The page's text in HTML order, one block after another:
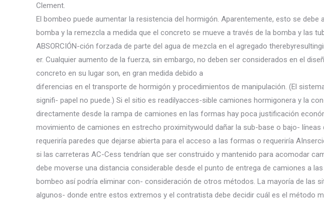
Clement.
El bombeo puede aumentar la resistencia del hormigón. Aparentemente, esto se debe
bomba y la remezcla a medida que el concreto se mueve a través de la bomba y las
ABSORCIÓN-ción forzada de parte del agua de mezcla en el agregado
er. Cualquier aumento de la fuerza, sin embargo, no deben ser considerados en el
concreto en su lugar son, en gran medida debido a
diferencias en el transporte de hormigón y procedimientos de manipulación. (El
signifi- papel no puede.) Si el sitio es readilyacces-sible camiones hormigonera y la
directamente desde la rampa de camiones en las formas hay poca justificación
movimiento de camiones en estrecho proximitywould dañar la sub-base o bajo-
requeriría paredes que dejarse abierta para el acceso a las formas o requeriría
si las carreteras AC-Cess tendrían que ser construido y mantenido para acomodar
debe moverse una distancia considerable desde el punto de entrega de camiones a
bombeo así podría eliminar con- consideración de otros métodos. La mayoría de las
algunos- donde entre estos extremos y el contratista debe decidir cuál es el método